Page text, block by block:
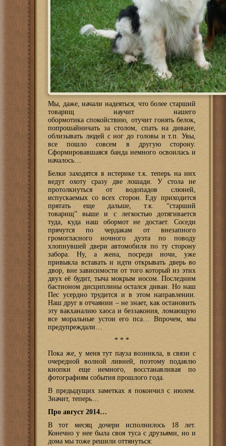
Мы, даже, начали надеяться, что более старший
товарищ научит нашего
обормотика спокойствию, отучит гонять белок,
попрошайничать за столом, спать на диване,
облизывать людей с ног до головы и т.п. Увы,
все пошло совсем в другую сторону.
Сформировавшаяся банда немного освоилась и
началось…
Белки заходятся в истерике т.к. теперь на них
ведут охоту сразу две лошади. У стола не
протолкнуться от водопадов слюней,
испускаемых со всех сторон. Еду приходится
прятать еще дальше, т.к. “старший
товарищ” выше и с легкостью дотягивается
туда, куда наш обормот не достает. Соседи
прячутся по чердакам от внезапного
громогласного ночного дуэта по поводу
хлопнувшей двери автомобиля по ту сторону
забора. Ну, а жена, посреди ночи, уже
привыкла вставать и идти открывать дверь во
двор, вне зависимости от того который из этих
двух её будит, тыча мокрым носом. Последним
бастионом дисциплины остался диван. Но наш
Пес усердно трудится и в этом направлении.
Наш друг в отчаянии – не знает, как остановить
эту вакханалию хаоса и беззакония, ломающую
все моральные устои его пса… Впрочем, мы
предупреждали…
* * *
Пока же, у меня тут пауза возникла, в связи с
очередной волной ливней, поэтому подавлю
кнопки еще немного, восстанавливая по
фотографиям события прошлого года.
В предыдущих заметках я покончил с июлем.
Значит, теперь…
Про август 2014…
В тот месяц дочери исполнилось 18 лет.
Конечно у нее была своя туса с друзьями, но и
дома мы тоже решили оттянуться: